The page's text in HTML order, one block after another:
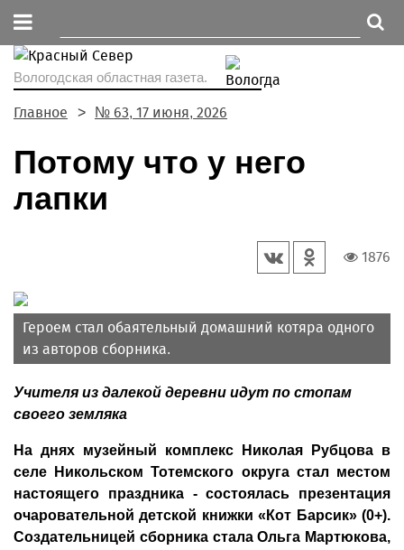
Вологодская областная газета.
Главное № 63, 17 июня, 2026
Потому что у него
лапки
1876
Героем стал обаятельный домашний котяра одного
из авторов сборника.
Учителя из далекой деревни идут по стопам
своего земляка
На днях музейный комплекс Николая Рубцова в
селе Никольском Тотемского округа стал местом
настоящего праздника - состоялась презентация
очаровательной детской книжки «Кот Барсик» (0+).
Создательницей сборника стала Ольга Мартюкова,